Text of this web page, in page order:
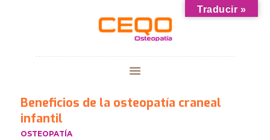
CENTRO CEQO
¿HABLAMOS?
Beneficios de la osteopatía craneal
infantil
OSTEOPATÍA
Traducir »